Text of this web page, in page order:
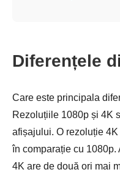
Diferențele
Care este principala
Rezoluțiile 1080p și 4K
afișajului. O rezoluție
în comparație cu 1080p.
4K are de două ori mai